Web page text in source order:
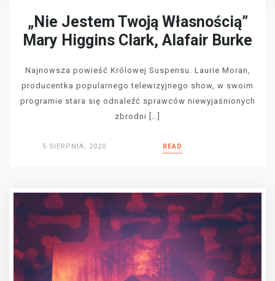
„Nie Jestem Twoją Własnością”
Mary Higgins Clark, Alafair Burke
Najnowsza powieść Królowej Suspensu. Laurie Moran,
producentka popularnego telewizyjnego show, w swoim
programie stara się odnaleźć sprawców niewyjaśnionych
zbrodni […]
5 SIERPNIA, 2020 READ